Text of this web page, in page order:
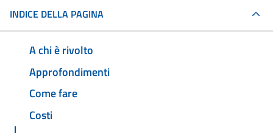
INDICE DELLA PAGINA
A chi è rivolto
Approfondimenti
Come fare
Costi